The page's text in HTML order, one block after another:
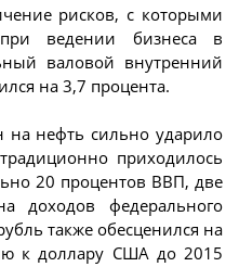
рисков, с которыми
при ведении бизнеса в
валовой внутренний
на 3,7 процента.
нефть сильно ударило
приходилось
20 процентов ВВП, две
доходов федерального
также обесценился на
к доллару США до 2015